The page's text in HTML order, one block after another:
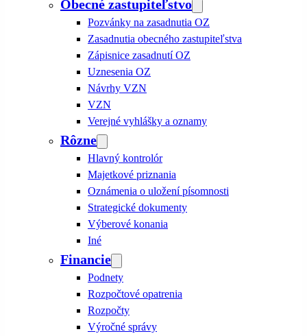
Obecné zastupiteľstvo
Pozvánky na zasadnutia OZ
Zasadnutia obecného zastupiteľstva
Zápisnice zasadnutí OZ
Uznesenia OZ
Návrhy VZN
VZN
Verejné vyhlášky a oznamy
Rôzne
Hlavný kontrolór
Majetkové priznania
Oznámenia o uložení písomnosti
Strategické dokumenty
Výberové konania
Iné
Financie
Podnety
Rozpočtové opatrenia
Rozpočty
Výročné správy